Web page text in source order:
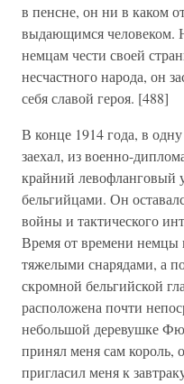
в пенсне, он ни в каком
выдающимся человеком.
немцам чести своей
несчастного народа, он
себя славой героя. [488]
В конце 1914 года, в
заехал, из военно-
крайний левофланговый
бельгийцами. Он
войны и тактического
Время от времени немцы
тяжелыми снарядами, а
скромной бельгийской
расположена почти
небольшой деревушке
принял меня сам
пригласил меня к